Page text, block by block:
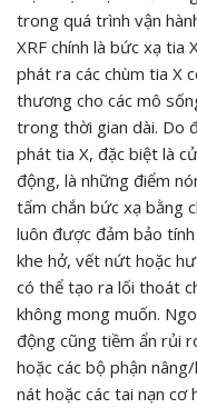
trong quá trình vận
XRF chính là bức xạ tia
phát ra các chùm tia X
thương cho các mô
trong thời gian dài. Do
phát tia X, đặc biệt là
động, là những điểm
tấm chắn bức xạ bằng
luôn được đảm bảo
khe hở, vết nứt hoặc
có thể tạo ra lối thoát
không mong muốn.
động cũng tiềm ẩn rủi
hoặc các bộ phận
nát hoặc các tai nạn cơ